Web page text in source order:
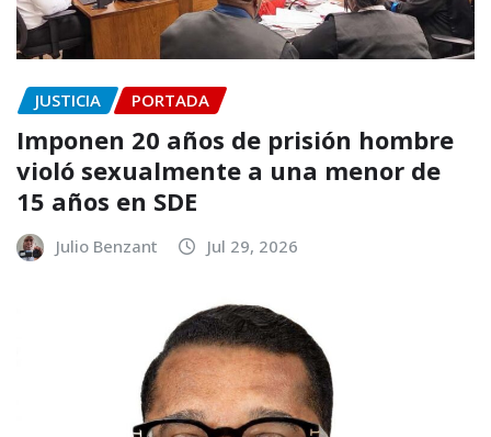
JUSTICIA PORTADA
Imponen 20 años de prisión hombre
violó sexualmente a una menor de
15 años en SDE
Julio Benzant Jul 29, 2026